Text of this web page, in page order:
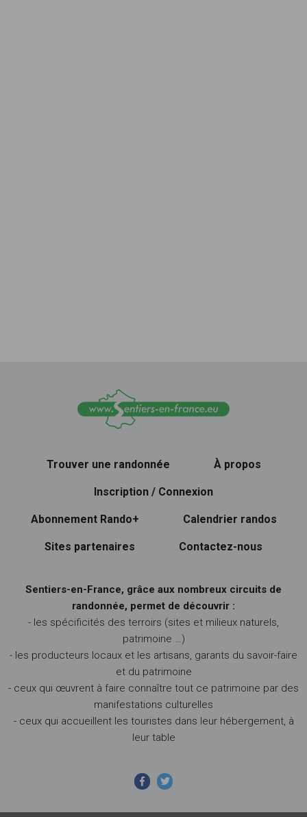
Trouver une randonnée À propos
Inscription / Connexion
Abonnement Rando+ Calendrier randos
Sites partenaires Contactez-nous
Sentiers-en-France, grâce aux nombreux circuits de
randonnée, permet de découvrir :
- les spécificités des terroirs (sites et milieux naturels,
patrimoine …)
- les producteurs locaux et les artisans, garants du savoir-faire
et du patrimoine
- ceux qui œuvrent à faire connaître tout ce patrimoine par des
manifestations culturelles
- ceux qui accueillent les touristes dans leur hébergement, à
leur table